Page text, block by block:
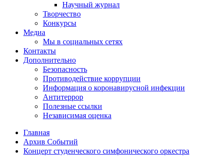
Научный журнал
Творчество
Конкурсы
Медиа
Мы в социальных сетях
Контакты
Дополнительно
Безопасность
Противодействие коррупции
Информация о коронавирусной инфекции
Антитеррор
Полезные ссылки
Независимая оценка
Главная
Архив Событий
Концерт студенческого симфонического оркестра